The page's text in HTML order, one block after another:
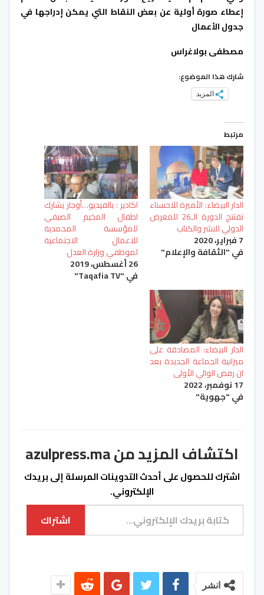
إعطاء صورة أولية عن بعض النقاط التي يمكن إدراجها في
جدول الأعمال
مصطفى بولاغراس
شارك هذا الموضوع:
المزيد
مرتبط
الدار البيضاء: الأميرة للاحسناء
تفتتح الدورة الـ26 للمعرض
الدولي للنشر والكتاب
7 فبراير، 2020
في "الثقافة والإعلام"
اكادير : بالفيديو…أوجار يشارك
اطفال المخيم الصيفي
للمؤسسة المحمدية
للاعمال الاجتماعية
لموظفي وزارة العدل
26 أغسطس، 2019
في "Taqafia TV"
الدار البيضاء: المصادقة على
ميزانية الجماعة الجديدة بعد
ان رفض الوالي الأولى
17 نوفمبر، 2022
في "جهوية"
اكتشاف المزيد من azulpress.ma
اشترك للحصول على أحدث التدوينات المرسلة إلى بريدك
الإلكتروني.
كتابة بريدك الإلكتروني...
اشتراك
انشر